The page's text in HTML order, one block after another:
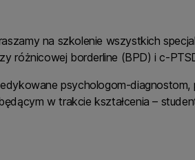
na szkolenie wszystkich
różnicowej borderline (BPD) i c-
psychologom-
w trakcie kształcenia –